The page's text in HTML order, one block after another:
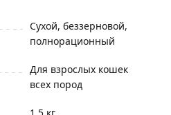
Сухой, беззерновой,
полнорационный
Для взрослых кошек
всех пород